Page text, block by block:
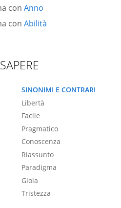
con Anno
con Abilità
SAPERE
SINONIMI E CONTRARI
Libertà
Facile
Pragmatico
Conoscenza
Riassunto
Paradigma
Gioia
Tristezza